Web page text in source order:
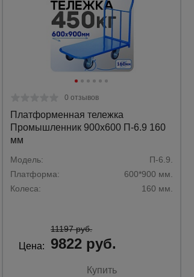
0 отзывов
Платформенная тележка
Промышленник 900х600 П-6.9 160
мм
Модель:
П-6.9.
Платформа:
600*900 мм.
Колеса:
160 мм.
Цена:
11197 руб.
9822 руб.
Купить